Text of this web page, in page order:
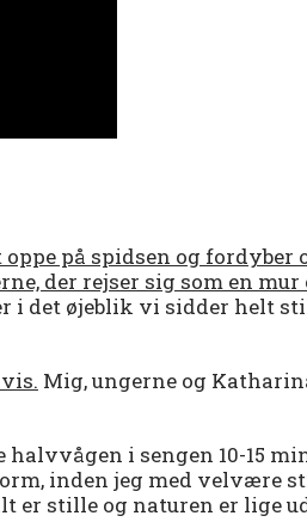
på spidsen og fordyber
der rejser sig som en mur
i det øjeblik vi sidder helt
Mig, ungerne og
i sengen 10-15
inden jeg med velvære
er stille og naturen er lige